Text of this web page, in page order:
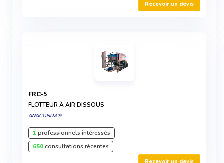
Recevoir un devis
FRC-5
FLOTTEUR À AIR DISSOUS
ANACONDA®
1professionnels intéressés
650consultations récentes
Recevoir un devis